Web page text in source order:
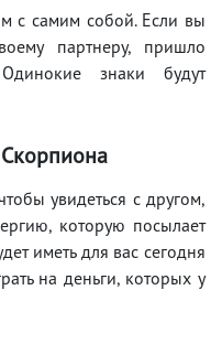
с самим собой. Если вы
партнеру, пришло
знаки будут
увидеться с другом,
которую посылает
иметь для вас сегодня
на деньги, которых у